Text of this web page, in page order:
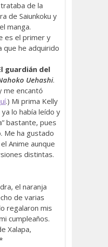
de la
de Saiunkoku y
manga.
es el primer y
que he adquirido
guardián del
Uehashi.
me encantó
.) Mi prima Kelly
lo había leído y
bastante, pues
Me ha gustado
Anime aunque
distintas.
el naranja
de varias
regalaron mis
cumpleaños.
Xalapa,